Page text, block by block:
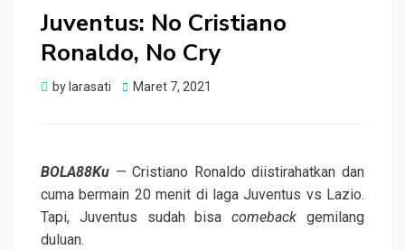
Juventus: No Cristiano
Ronaldo, No Cry
bylarasati
Posted
Maret 7, 2021
BOLA88Ku — Cristiano Ronaldo diistirahatkan dan
cuma bermain 20 menit di laga Juventus vs Lazio.
Tapi, Juventus sudah bisacomeback gemilang
duluan.